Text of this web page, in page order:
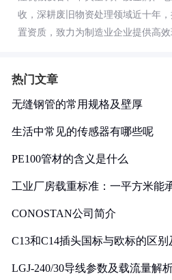
收，深耕废旧物资处理领域近十年
置资质，致力为制造业企业提供高效
热门文章
无缝钢管的常用规格及壁厚
生活中常见的传感器有哪些呢
PE100管材的含义是什么
工业厂房载重标准：一平方米能
CONOSTAN公司简介
C13和C14插头国标与欧标的区
LGJ-240/30导线参数及载流量解